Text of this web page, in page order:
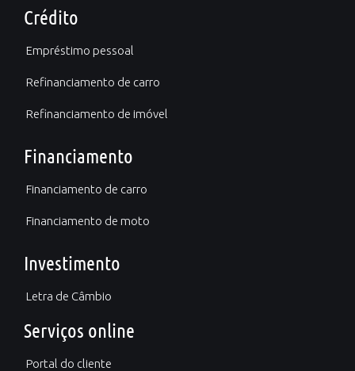
Crédito
Empréstimo pessoal
Refinanciamento de carro
Refinanciamento de imóvel
Financiamento
Financiamento de carro
Financiamento de moto
Investimento
Letra de Câmbio
Serviços online
Portal do cliente